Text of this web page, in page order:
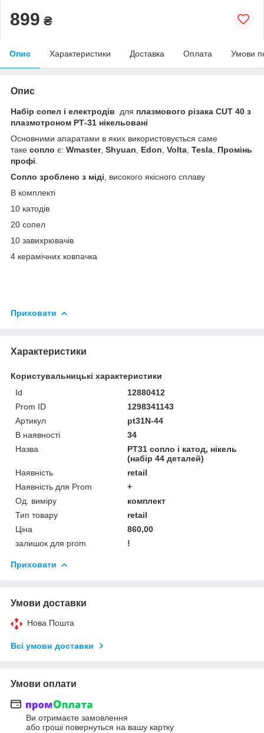
899 ₴
Опис Характеристики Доставка Оплата Умови
Опис
Набір сопел і електродів для плазмового різака CUT 40 з
плазмотроном РТ-31 нікельовані
Основними апаратами в яких використовується саме
таке сопло є: Wmaster, Shyuan Edon Volta Tesla Промінь
профі
Сопло зроблено з міді , високого якісного сплаву
В комплекті
10 катодів
20 сопел
10 завихрювачів
4 керамічних ковпачка
Приховати
Характеристики
Користувальницькі характеристики
Id
12880412
Prom ID
1298341143
Артикул
pt31N-44
В наявності
34
Назва
PT31 сопло і катод, нікель
(набір 44 деталей)
Наявність
retail
Наявність для Prom
+
Од. виміру
комплект
Тип товару
retail
Ціна
860,00
залишок для prom
!
Приховати
Умови доставки
Нова Пошта
Всі умови доставки
Умови оплати
Ви отримаєте замовлення
або гроші повернуться на вашу картку